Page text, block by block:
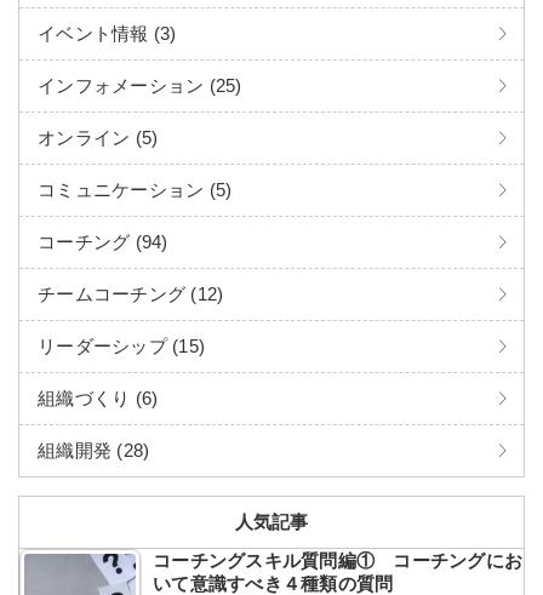
イベント情報 (3)
インフォメーション (25)
オンライン (5)
コミュニケーション (5)
コーチング (94)
チームコーチング (12)
リーダーシップ (15)
組織づくり (6)
組織開発 (28)
人気記事
コーチングスキル質問編① コーチングにお
いて意識すべき４種類の質問